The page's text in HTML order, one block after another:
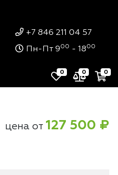
+7 846 211 04 57
Пн-Пт 900 - 1800
0 0 0
цена от 127 500 ₽